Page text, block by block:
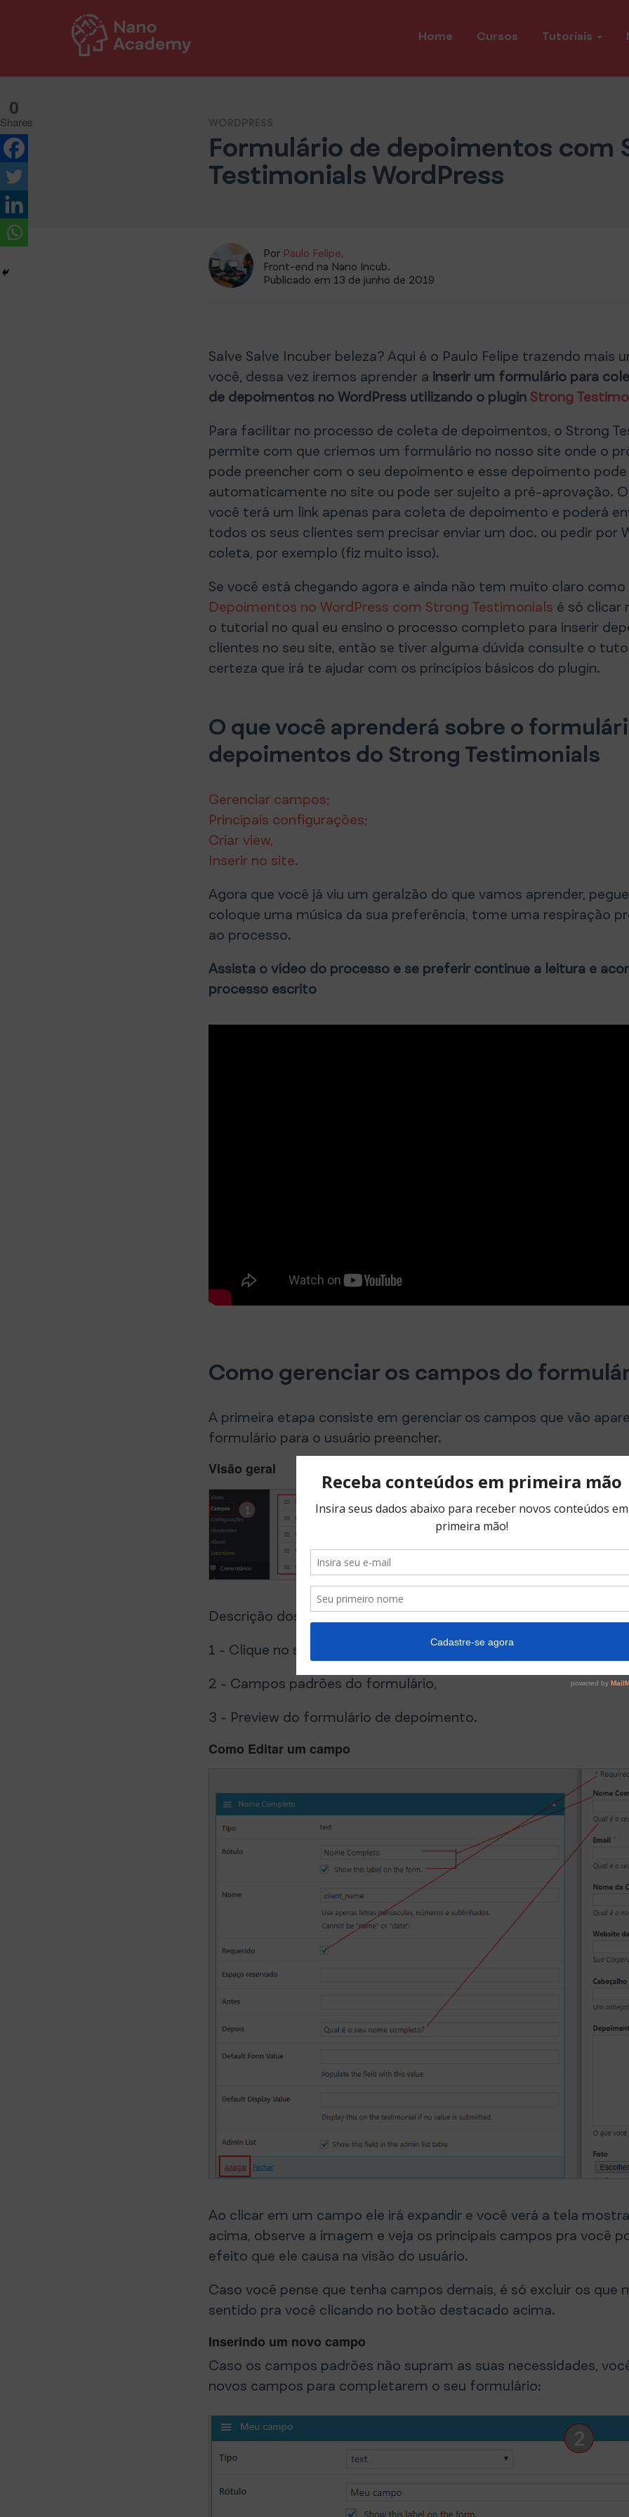
Pular para o conteúdo
Home Cursos Tutoriais
WORDPRESS
Formulário de depoimentos com
Testimonials WordPress
Por Paulo Felipe,
Front-end na Nano Incub.
Publicado em 13 de junho de 2019
Salve Salve Incuber beleza? Aqui é o Paulo Felipe trazendo mais
você, dessa vez iremos aprender a inserir um formulário para
de depoimentos no WordPress utilizando o plugin Strong
Para facilitar no processo de coleta de depoimentos, o Strong
permite com que criemos um formulário no nosso site onde o
pode preencher com o seu depoimento e esse depoimento pode
automaticamente no site ou pode ser sujeito a pré-aprovação.
você terá um link apenas para coleta de depoimento e poderá
todos os seus clientes sem precisar enviar um doc. ou pedir por
coleta, por exemplo (fiz muito isso).
Se você está chegando agora e ainda não tem muito claro como
Depoimentos no WordPress com Strong Testimonials é só clicar
o tutorial no qual eu ensino o processo completo para inserir
clientes no seu site, então se tiver alguma dúvida consulte o
certeza que irá te ajudar com os princípios básicos do plugin.
O que você aprenderá sobre o
depoimentos do Strong Testimonials
Gerenciar campos;
Principais configurações;
Criar view,
Inserir no site.
Agora que você já viu um geralzão do que vamos aprender,
coloque uma música da sua preferência, tome uma respiração
ao processo.
Assista o vídeo do processo e se preferir continue a leitura e
processo escrito
Como gerenciar os campos do
A primeira etapa consiste em gerenciar os campos que vão
formulário para o usuário preencher.
Visão geral
Descrição dos itens destacados:
1 - Clique no submenu “Campos” do menu “Strong Testimonials”;
2 - Campos padrões do formulário,
3 - Preview do formulário de depoimento.
Como Editar um campo
Ao clicar em um campo ele irá expandir e você verá a tela
acima, observe a imagem e veja os principais campos pra você
efeito que ele causa na visão do usuário.
Caso você pense que tenha campos demais, é só excluir os que
sentido pra você clicando no botão destacado acima.
Inserindo um novo campo
Caso os campos padrões não supram as suas necessidades,
novos campos para completarem o seu formulário:
0
Shares